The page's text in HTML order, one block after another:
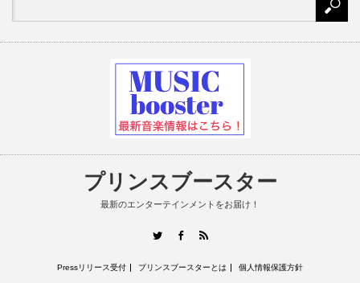
プリンスブースター
最新のエンターテインメントをお届け！
TwitterFacebook
Pressリリース受付 プリンスブースターとは 個人情報保護方針